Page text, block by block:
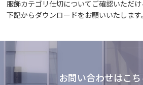
服飾カテゴリ仕切についてご確認いただけ
下記からダウンロードをお願いいたします。
お問い合わせはこ